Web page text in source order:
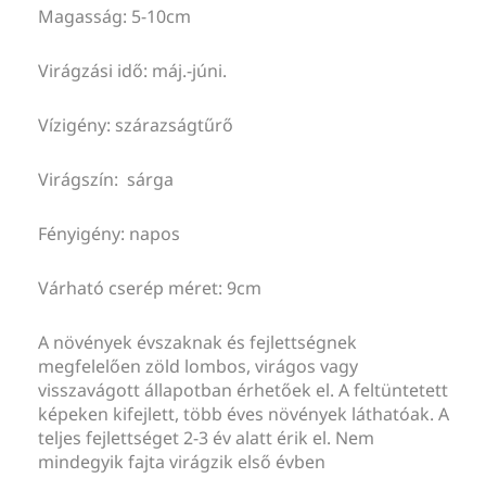
Magasság: 5-10cm
Virágzási idő: máj.-júni.
Vízigény: szárazságtűrő
Virágszín: sárga
Fényigény: napos
Várható cserép méret: 9cm
A növények évszaknak és fejlettségnek
megfelelően zöld lombos, virágos vagy
visszavágott állapotban érhetőek el. A feltüntetett
képeken kifejlett, több éves növények láthatóak. A
teljes fejlettséget 2-3 év alatt érik el. Nem
mindegyik fajta virágzik első évben